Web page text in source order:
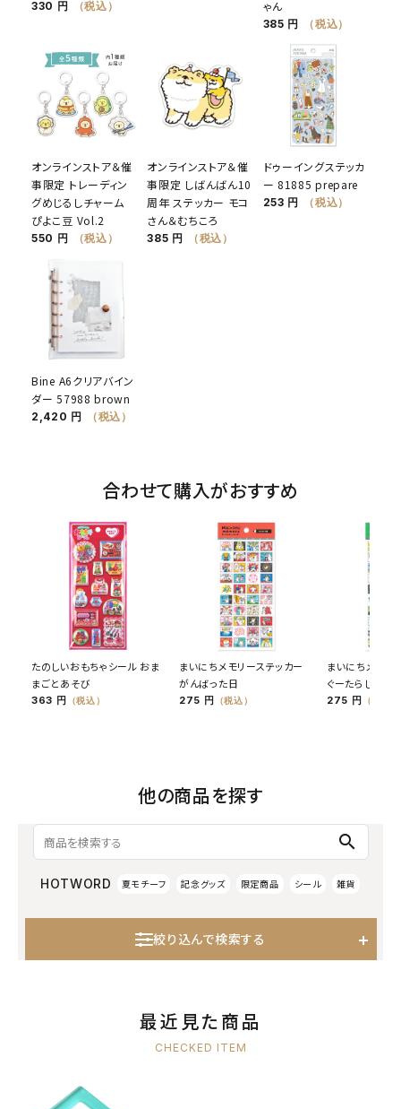
330 円 （税込） ゃん
385 円 （税込）
オンラインストア＆催
事限定 トレーディン
グめじるしチャーム
ぴよこ豆 Vol.2
550 円 （税込）
オンラインストア＆催
事限定 しばんばん10
周年 ステッカー モコ
さん＆むちころ
385 円 （税込）
ドゥーイングステッカ
ー 81885 prepare
253 円 （税込）
Bine A6クリアバイン
ダー 57988 brown
2,420 円 （税込）
合わせて購入がおすすめ
たのしいおもちゃシール おま
まごとあそび
363 円 （税込）
まいにちメモリーステッカー
がんばった日
275 円 （税込）
まいにちメモリ
ぐーたらした日
275 円 （税込）
他の商品を探す
search
HOTWORD 夏モチーフ 記念グッズ 限定商品 シール 雑貨
絞り込んで検索する
最近見た商品
CHECKED ITEM